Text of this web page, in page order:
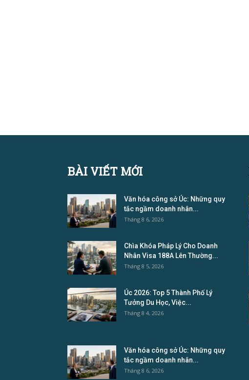
BÀI VIẾT MỚI
Văn hóa công sở Úc: Những quy
tắc ngầm doanh nhân...
Tháng 8 6, 2026
Chìa Khóa Pháp Lý Cho Doanh
Nhân Visa 188A Lên Thường...
Tháng 8 5, 2026
Úc 2026: Top 5 Thành Phố Lý
Tưởng Du Học, Việc...
Tháng 8 4, 2026
Văn hóa công sở Úc: Những quy
tắc ngầm doanh nhân...
Tháng 8 6, 2026